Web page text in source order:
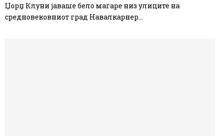
Џорџ Клуни јаваше бело магаре низ улиците на
средновековниот град Навалкарнер...